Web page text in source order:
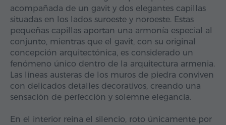
acompañada de un gavit y dos elegantes capillas
situadas en los lados suroeste y noroeste. Estas
pequeñas capillas aportan una armonía especial al
conjunto, mientras que el gavit, con su original
concepción arquitectónica, es considerado un
fenómeno único dentro de la arquitectura armenia.
Las líneas austeras de los muros de piedra conviven
con delicados detalles decorativos, creando una
sensación de perfección y solemne elegancia.
En el interior reina el silencio, roto únicamente por